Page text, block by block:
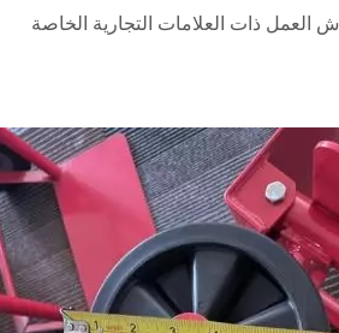
ذات العلامات التجارية الخاصة